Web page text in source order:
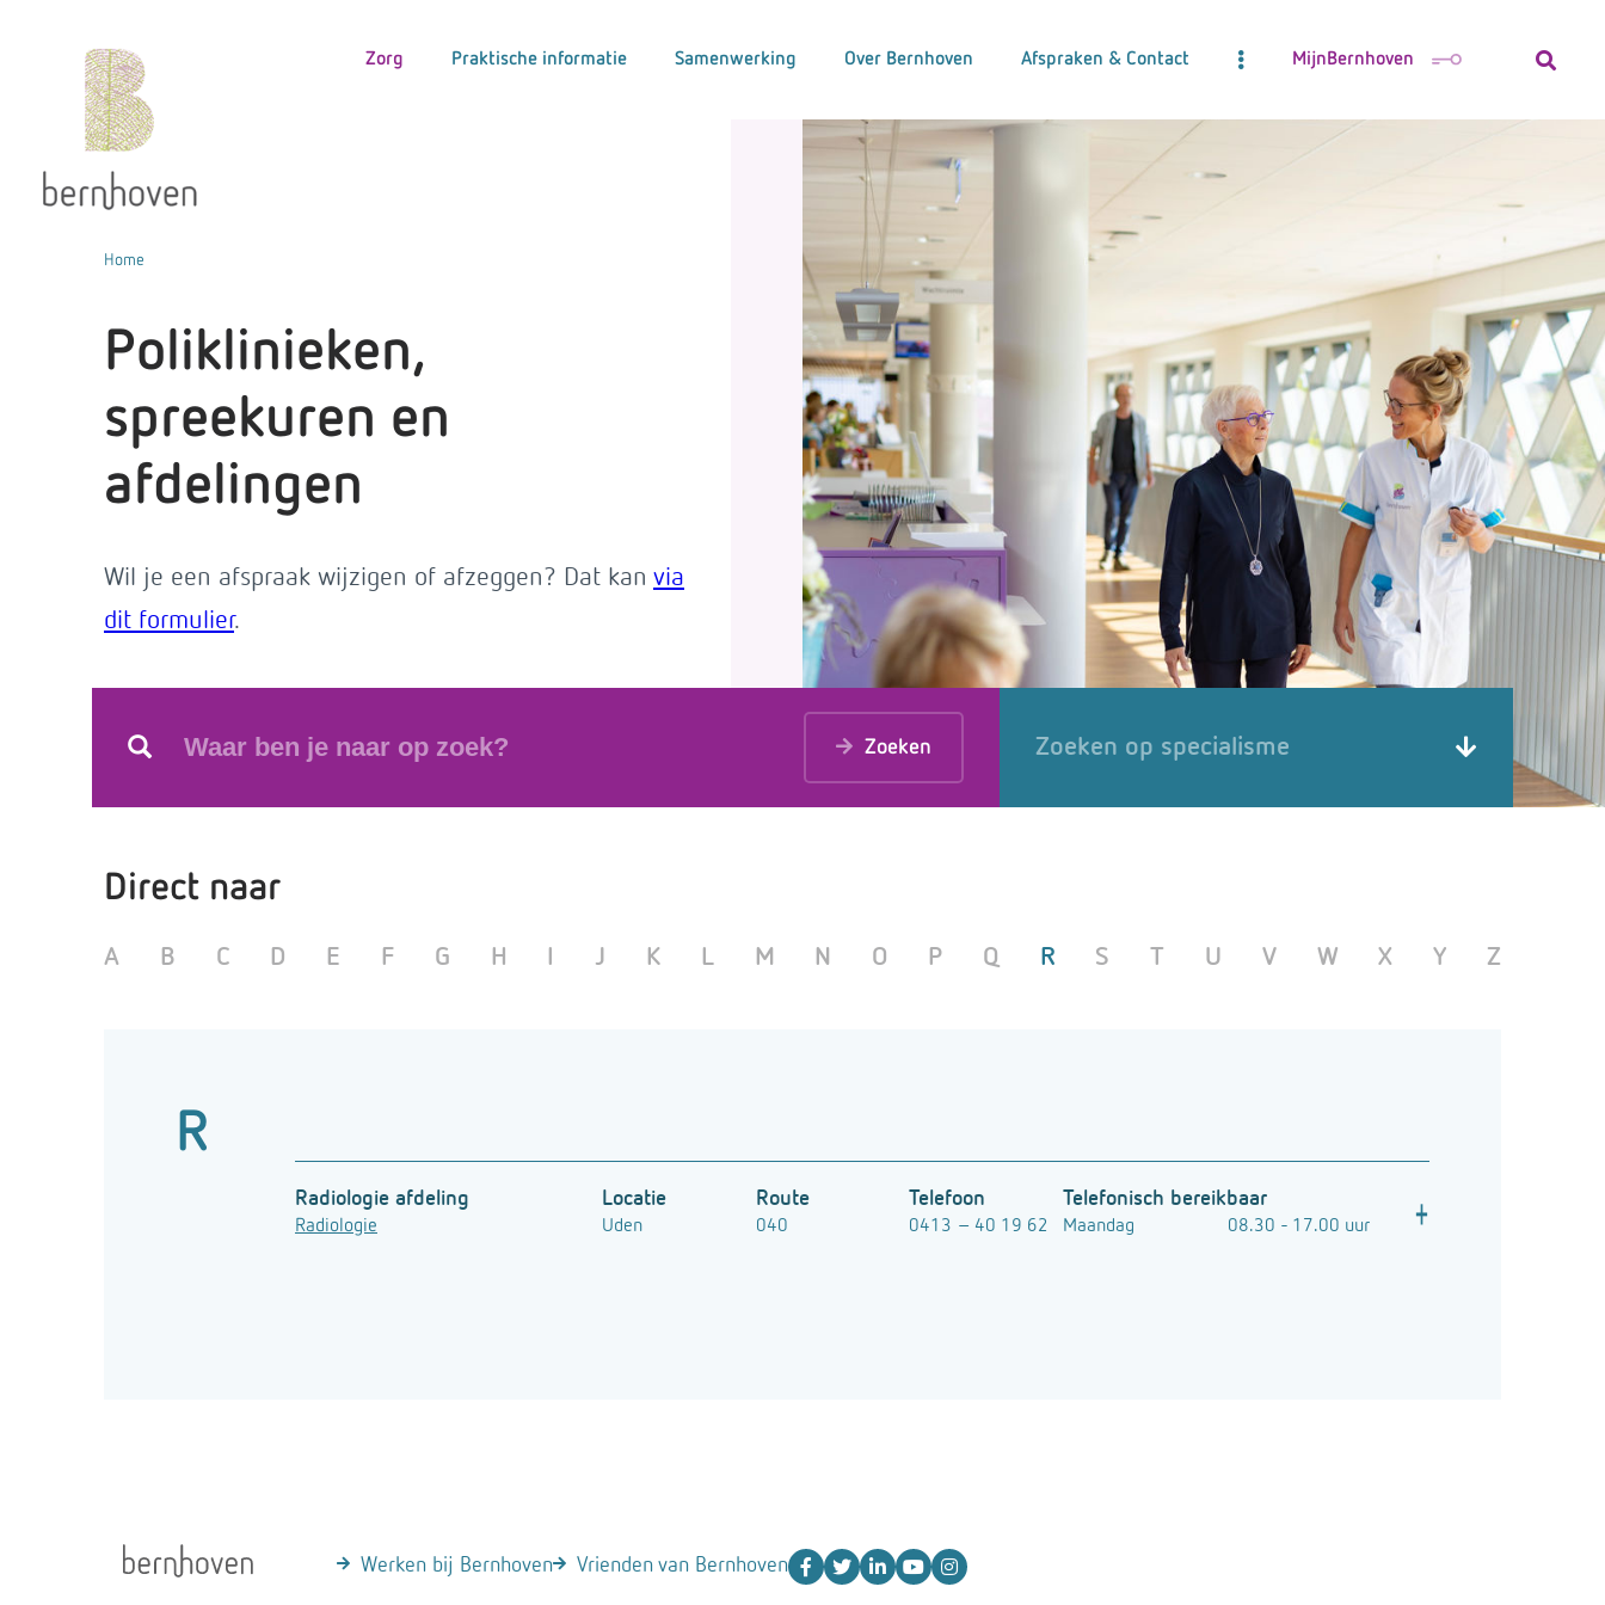
Zorg Praktische informatie Samenwerking Over Bernhoven Afspraken & Contact MijnBernhoven
Home
Poliklinieken,
spreekuren en
afdelingen
Wil je een afspraak wijzigen of afzeggen? Dat kan via
dit formulier.
Zoeken Zoeken op specialisme
Direct naar
A B C D E F G H J K L M N O P Q R S T U V W X Y Z
R
Radiologie afdeling
Radiologie
Locatie
Uden
Route
040
Telefoon
0413 – 40 19 62
Telefonisch bereikbaar
Maandag
08.30 - 17.00 uur
Werken bij Bernhoven Vrienden van Bernhoven